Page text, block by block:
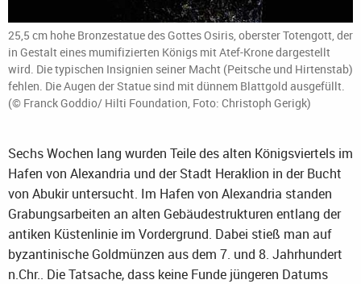
25,5 cm hohe Bronzestatue des Gottes Osiris, oberster Totengott, der
in Gestalt eines mumifizierten Königs mit Atef-Krone dargestellt
wird. Die typischen Insignien seiner Macht (Peitsche und Hirtenstab)
fehlen. Die Augen der Statue sind mit dünnem Blattgold ausgefüllt.
(© Franck Goddio/ Hilti Foundation, Foto: Christoph Gerigk)
Sechs Wochen lang wurden Teile des alten Königsviertels im
Hafen von Alexandria und der Stadt Heraklion in der Bucht
von Abukir untersucht. Im Hafen von Alexandria standen
Grabungsarbeiten an alten Gebäudestrukturen entlang der
antiken Küstenlinie im Vordergrund. Dabei stieß man auf
byzantinische Goldmünzen aus dem 7. und 8. Jahrhundert
n.Chr.. Die Tatsache, dass keine Funde jüngeren Datums